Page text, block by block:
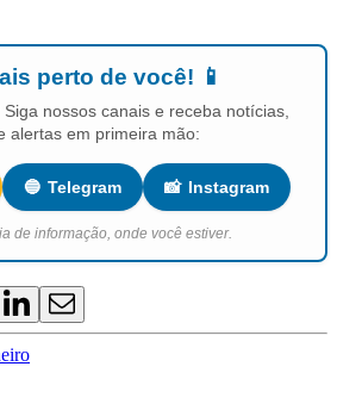
perto de você! 📱
nossos canais e receba notícias,
alertas em primeira mão:
🔵 Telegram 📸 Instagram
de informação, onde você estiver.